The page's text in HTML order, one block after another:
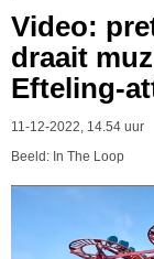
Video:
draait
Efteling-
11-12-2022, 14.54 uur
Beeld: In The Loop